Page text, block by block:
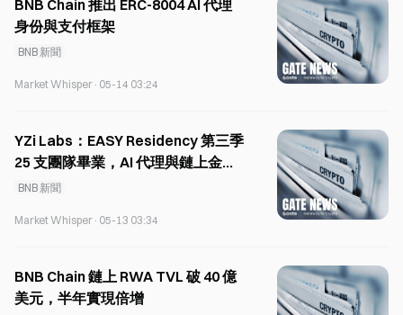
SOL 新聞
USDT 新聞
DOGE 新聞
PI 新聞
BNB 新聞 UNI 新聞
BNB Chain 推出 ERC-8004 AI 代理
身份與支付框架
BNB 新聞
Market Whisper · 05-14 03:24
YZi Labs：EASY Residency 第三季
25 支團隊畢業，AI 代理與鏈上金融
為重點
BNB 新聞
Market Whisper · 05-13 03:34
BNB Chain 鏈上 RWA TVL 破 40 億
美元，半年實現倍增